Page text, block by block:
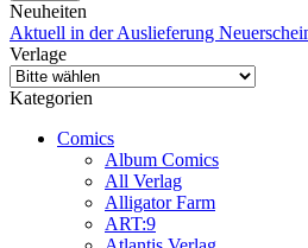
Neuheiten
Aktuell in der Auslieferung
Verlage
Kategorien
Comics
Album Comics
All Verlag
Alligator Farm
ART:9